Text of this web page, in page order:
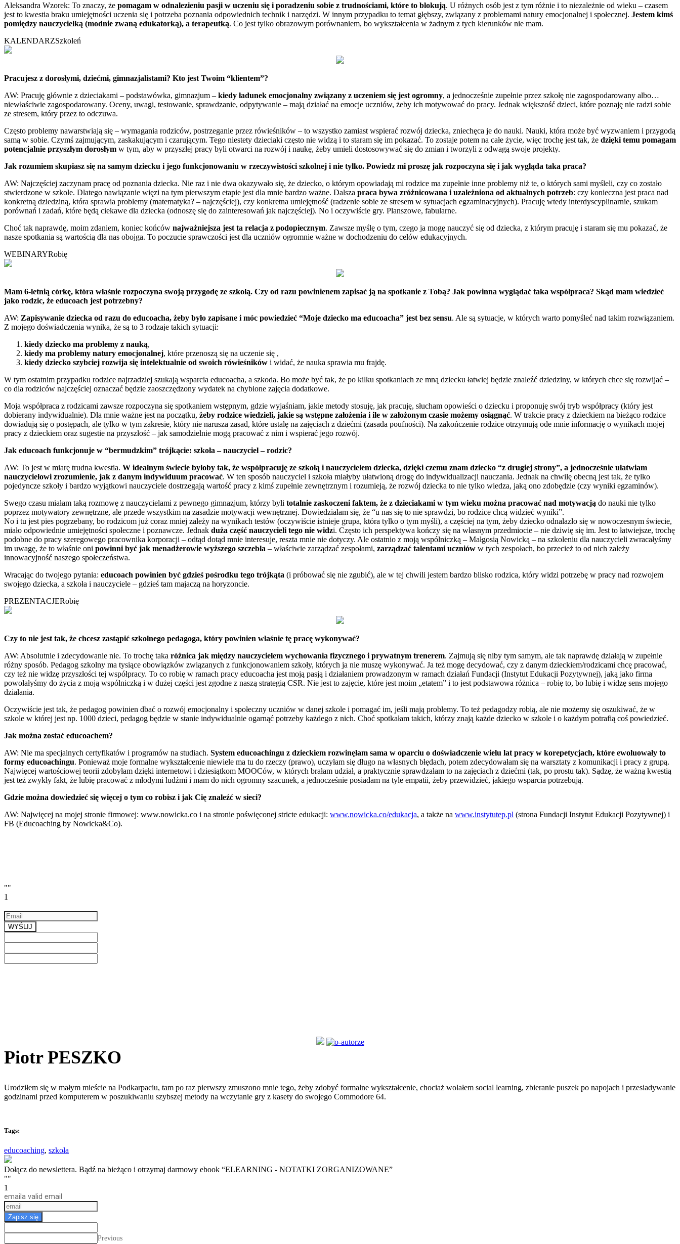
Aleksandra Wzorek: To znaczy, że pomagam w odnalezieniu pasji w uczeniu się i poradzeniu sobie z trudnościami, które to blokują. U różnych osób jest z tym różnie i to niezależnie od wieku – czasem
jest to kwestia braku umiejętności uczenia się i potrzeba poznania odpowiednich technik i narzędzi. W innym przypadku to temat głębszy, związany z problemami natury emocjonalnej i społecznej. Jestem kimś
pomiędzy nauczycielką (modnie zwaną edukatorką), a terapeutką. Co jest tylko obrazowym porównaniem, bo wykształcenia w żadnym z tych kierunków nie mam.
KALENDARZSzkoleń
Pracujesz z dorosłymi, dziećmi, gimnazjalistami? Kto jest Twoim “klientem”?
AW: Pracuję głównie z dzieciakami – podstawówka, gimnazjum – kiedy ładunek emocjonalny związany z uczeniem się jest ogromny, a jednocześnie zupełnie przez szkołę nie zagospodarowany albo…
niewłaściwie zagospodarowany. Oceny, uwagi, testowanie, sprawdzanie, odpytywanie – mają działać na emocje uczniów, żeby ich motywować do pracy. Jednak większość dzieci, które poznaję nie radzi sobie
ze stresem, który przez to odczuwa.
Często problemy nawarstwiają się – wymagania rodziców, postrzeganie przez rówieśników – to wszystko zamiast wspierać rozwój dziecka, zniechęca je do nauki. Nauki, która może być wyzwaniem i przygodą
samą w sobie. Czymś zajmującym, zaskakującym i czarującym. Tego niestety dzieciaki często nie widzą i to staram się im pokazać. To zostaje potem na całe życie, więc trochę jest tak, że dzięki temu pomagam
potencjalnie przyszłym dorosłym w tym, aby w przyszłej pracy byli otwarci na rozwój i naukę, żeby umieli dostosowywać się do zmian i tworzyli z odwagą swoje projekty.
Jak rozumiem skupiasz się na samym dziecku i jego funkcjonowaniu w rzeczywistości szkolnej i nie tylko. Powiedz mi proszę jak rozpoczyna się i jak wygląda taka praca?
AW: Najczęściej zaczynam pracę od poznania dziecka. Nie raz i nie dwa okazywało się, że dziecko, o którym opowiadają mi rodzice ma zupełnie inne problemy niż te, o których sami myśleli, czy co zostało
stwierdzone w szkole. Dlatego nawiązanie więzi na tym pierwszym etapie jest dla mnie bardzo ważne. Dalsza praca bywa zróżnicowana i uzależniona od aktualnych potrzeb: czy konieczna jest praca nad
konkretną dziedziną, która sprawia problemy (matematyka? – najczęściej), czy konkretna umiejętność (radzenie sobie ze stresem w sytuacjach egzaminacyjnych). Pracuję wtedy interdyscyplinarnie, szukam
porównań i zadań, które będą ciekawe dla dziecka (odnoszę się do zainteresowań jak najczęściej). No i oczywiście gry. Planszowe, fabularne.
Choć tak naprawdę, moim zdaniem, koniec końców najważniejsza jest ta relacja z podopiecznym. Zawsze myślę o tym, czego ja mogę nauczyć się od dziecka, z którym pracuję i staram się mu pokazać, że
nasze spotkania są wartością dla nas obojga. To poczucie sprawczości jest dla uczniów ogromnie ważne w dochodzeniu do celów edukacyjnych.
WEBINARYRobię
Mam 6-letnią córkę, która właśnie rozpoczyna swoją przygodę ze szkołą. Czy od razu powinienem zapisać ją na spotkanie z Tobą? Jak powinna wyglądać taka współpraca? Skąd mam wiedzieć
jako rodzic, że educoach jest potrzebny?
AW: Zapisywanie dziecka od razu do educoacha, żeby było zapisane i móc powiedzieć “Moje dziecko ma educoacha” jest bez sensu. Ale są sytuacje, w których warto pomyśleć nad takim rozwiązaniem.
Z mojego doświadczenia wynika, że są to 3 rodzaje takich sytuacji:
kiedy dziecko ma problemy z nauką,
kiedy ma problemy natury emocjonalnej, które przenoszą się na uczenie się ,
kiedy dziecko szybciej rozwija się intelektualnie od swoich rówieśników i widać, że nauka sprawia mu frajdę.
W tym ostatnim przypadku rodzice najrzadziej szukają wsparcia educoacha, a szkoda. Bo może być tak, że po kilku spotkaniach ze mną dziecku łatwiej będzie znaleźć dziedziny, w których chce się rozwijać –
co dla rodziców najczęściej oznaczać będzie zaoszczędzony wydatek na chybione zajęcia dodatkowe.
Moja współpraca z rodzicami zawsze rozpoczyna się spotkaniem wstępnym, gdzie wyjaśniam, jakie metody stosuję, jak pracuję, słucham opowieści o dziecku i proponuję swój tryb współpracy (który jest
dobierany indywidualnie). Dla mnie ważne jest na początku, żeby rodzice wiedzieli, jakie są wstępne założenia i ile w założonym czasie możemy osiągnąć. W trakcie pracy z dzieckiem na bieżąco rodzice
dowiadują się o postępach, ale tylko w tym zakresie, który nie narusza zasad, które ustalę na zajęciach z dziećmi (zasada poufności). Na zakończenie rodzice otrzymują ode mnie informację o wynikach mojej
pracy z dzieckiem oraz sugestie na przyszłość – jak samodzielnie mogą pracować z nim i wspierać jego rozwój.
Jak educoach funkcjonuje w “bermudzkim” trójkącie: szkoła – nauczyciel – rodzic?
AW: To jest w miarę trudna kwestia. W idealnym świecie byłoby tak, że współpracuję ze szkołą i nauczycielem dziecka, dzięki czemu znam dziecko “z drugiej strony”, a jednocześnie ułatwiam
nauczycielowi zrozumienie, jak z danym indywiduum pracować. W ten sposób nauczyciel i szkoła miałyby ułatwioną drogę do indywidualizacji nauczania. Jednak na chwilę obecną jest tak, że tylko
pojedyncze szkoły i bardzo wyjątkowi nauczyciele dostrzegają wartość pracy z kimś zupełnie zewnętrznym i rozumieją, że rozwój dziecka to nie tylko wiedza, jaką ono zdobędzie (czy wyniki egzaminów).
Swego czasu miałam taką rozmowę z nauczycielami z pewnego gimnazjum, którzy byli totalnie zaskoczeni faktem, że z dzieciakami w tym wieku można pracować nad motywacją do nauki nie tylko
poprzez motywatory zewnętrzne, ale przede wszystkim na zasadzie motywacji wewnętrznej. Dowiedziałam się, że “u nas się to nie sprawdzi, bo rodzice chcą widzieć wyniki”.
No i tu jest pies pogrzebany, bo rodzicom już coraz mniej zależy na wynikach testów (oczywiście istnieje grupa, która tylko o tym myśli), a częściej na tym, żeby dziecko odnalazło się w nowoczesnym świecie,
miało odpowiednie umiejętności społeczne i poznawcze. Jednak duża część nauczycieli tego nie widzi. Często ich perspektywa kończy się na własnym przedmiocie – nie dziwię się im. Jest to łatwiejsze, trochę
podobne do pracy szeregowego pracownika korporacji – odtąd dotąd mnie interesuje, reszta mnie nie dotyczy. Ale ostatnio z moją wspólniczką – Małgosią Nowicką – na szkoleniu dla nauczycieli zwracałyśmy
im uwagę, że to właśnie oni powinni być jak menadżerowie wyższego szczebla – właściwie zarządzać zespołami, zarządzać talentami uczniów w tych zespołach, bo przecież to od nich zależy
innowacyjność naszego społeczeństwa.
Wracając do twojego pytania: educoach powinien być gdzieś pośrodku tego trójkąta (i próbować się nie zgubić), ale w tej chwili jestem bardzo blisko rodzica, który widzi potrzebę w pracy nad rozwojem
swojego dziecka, a szkoła i nauczyciele – gdzieś tam majaczą na horyzoncie.
PREZENTACJERobię
Czy to nie jest tak, że chcesz zastąpić szkolnego pedagoga, który powinien właśnie tę pracę wykonywać?
AW: Absolutnie i zdecydowanie nie. To trochę taka różnica jak między nauczycielem wychowania fizycznego i prywatnym trenerem. Zajmują się niby tym samym, ale tak naprawdę działają w zupełnie
różny sposób. Pedagog szkolny ma tysiące obowiązków związanych z funkcjonowaniem szkoły, których ja nie muszę wykonywać. Ja też mogę decydować, czy z danym dzieckiem/rodzicami chcę pracować,
czy też nie widzę przyszłości tej współpracy. To co robię w ramach pracy educoacha jest moją pasją i działaniem prowadzonym w ramach działań Fundacji (Instytut Edukacji Pozytywnej), jaką jako firma
powołałyśmy do życia z moją wspólniczką i w dużej części jest zgodne z naszą strategią CSR. Nie jest to zajęcie, które jest moim „etatem” i to jest podstawowa różnica – robię to, bo lubię i widzę sens mojego
działania.
Oczywiście jest tak, że pedagog powinien dbać o rozwój emocjonalny i społeczny uczniów w danej szkole i pomagać im, jeśli mają problemy. To też pedagodzy robią, ale nie możemy się oszukiwać, że w
szkole w której jest np. 1000 dzieci, pedagog będzie w stanie indywidualnie ogarnąć potrzeby każdego z nich. Choć spotkałam takich, którzy znają każde dziecko w szkole i o każdym potrafią coś powiedzieć.
Jak można zostać educoachem?
AW: Nie ma specjalnych certyfikatów i programów na studiach. System educoachingu z dzieckiem rozwinęłam sama w oparciu o doświadczenie wielu lat pracy w korepetycjach, które ewoluowały to
formy educoachingu. Ponieważ moje formalne wykształcenie niewiele ma tu do rzeczy (prawo), uczyłam się długo na własnych błędach, potem zdecydowałam się na warsztaty z komunikacji i pracy z grupą.
Najwięcej wartościowej teorii zdobyłam dzięki internetowi i dziesiątkom MOOCów, w których brałam udział, a praktycznie sprawdzałam to na zajęciach z dziećmi (tak, po prostu tak). Sądzę, że ważną kwestią
jest też zwykły fakt, że lubię pracować z młodymi ludźmi i mam do nich ogromny szacunek, a jednocześnie posiadam na tyle empatii, żeby przewidzieć, jakiego wsparcia potrzebują.
Gdzie można dowiedzieć się więcej o tym co robisz i jak Cię znaleźć w sieci?
AW: Najwięcej na mojej stronie firmowej: www.nowicka.co i na stronie poświęconej stricte edukacji: www.nowicka.co/edukacja, a także na www.instytutep.pl (strona Fundacji Instytut Edukacji Pozytywnej) i
FB (Educoaching by Nowicka&Co).
""
1
WYŚLIJ
Piotr PESZKO
Urodziłem się w małym mieście na Podkarpaciu, tam po raz pierwszy zmuszono mnie tego, żeby zdobyć formalne wykształcenie, chociaż wolałem social learning, zbieranie puszek po napojach i przesiadywanie
godzinami przed komputerem w poszukiwaniu szybszej metody na wczytanie gry z kasety do swojego Commodore 64.
Tags:
educoaching, szkoła
Dołącz do newslettera. Bądź na bieżąco i otrzymaj darmowy ebook “ELEARNING - NOTATKI ZORGANIZOWANE”
""
1
email a valid email
Zapisz się
Previous